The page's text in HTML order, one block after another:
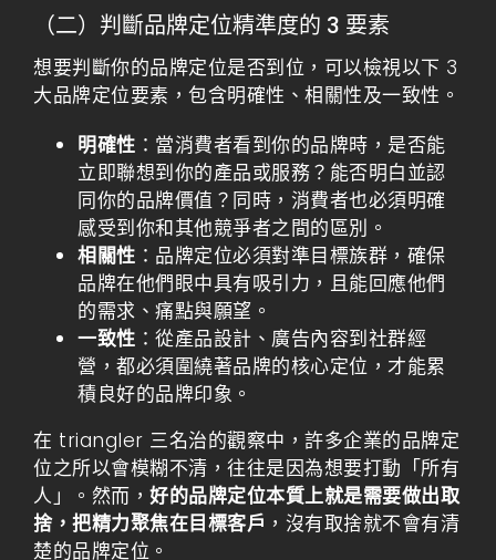
（二）判斷品牌定位精準度的 3 要素
想要判斷你的品牌定位是否到位，可以檢視以下 3
大品牌定位要素，包含明確性、相關性及一致性。
明確性 ：當消費者看到你的品牌時，是否能
立即聯想到你的產品或服務？能否明白並認
同你的品牌價值？同時，消費者也必須明確
感受到你和其他競爭者之間的區別。
相關性 ：品牌定位必須對準目標族群，確保
品牌在他們眼中具有吸引力，且能回應他們
的需求、痛點與願望。
一致性 ：從產品設計、廣告內容到社群經
營，都必須圍繞著品牌的核心定位，才能累
積良好的品牌印象。
在 triangler 三名治的觀察中，許多企業的品牌定
位之所以會模糊不清，往往是因為想要打動「所有
人」。然而， 好的品牌定位本質上就是需要做出取
捨，把精力聚焦在目標客戶 ，沒有取捨就不會有清
楚的品牌定位。